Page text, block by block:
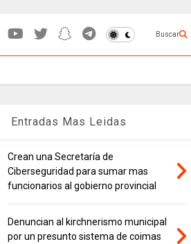
Buscar
Entradas Mas Leidas
Crean una Secretaría de
Ciberseguridad para sumar mas
funcionarios al gobierno provincial
Denuncian al kirchnerismo municipal
por un presunto sistema de coimas